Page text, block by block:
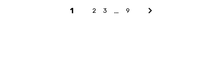
1 2 3 … 9